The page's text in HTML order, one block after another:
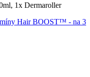
1x Dermaroller